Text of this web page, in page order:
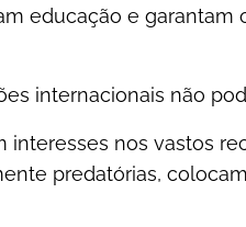
educação e garantam
internacionais não
nos vastos
predatórias,